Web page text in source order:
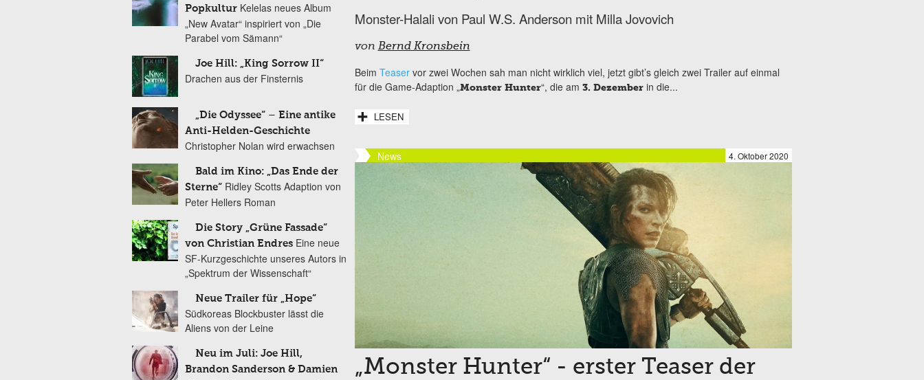
Monster-Halali von Paul W.S. Anderson mit Milla Jovovich
von Bernd Kronsbein
Beim Teaservor zwei Wochen sah man nicht wirklich viel, jetzt gibt’s gleich zwei Trailer auf einmal
für die Game-Adaption „Monster Hunter“, die am 3. Dezemberin die...
LESEN
News 4. Oktober 2020
„Monster Hunter“ - erster Teaser der
Popkultur Kelelas neues Album
„New Avatar“ inspiriert von „Die
Parabel vom Sämann“
Joe Hill: „King Sorrow II“
Drachen aus der Finsternis
„Die Odyssee“ – Eine antike
Anti-Helden-Geschichte
Christopher Nolan wird erwachsen
Bald im Kino: „Das Ende der
Sterne“ Ridley Scotts Adaption von
Peter Hellers Roman
Die Story „Grüne Fassade“
von Christian Endres Eine neue
SF-Kurzgeschichte unseres Autors in
„Spektrum der Wissenschaft“
Neue Trailer für „Hope“
Südkoreas Blockbuster lässt die
Aliens von der Leine
Neu im Juli: Joe Hill,
Brandon Sanderson & Damien